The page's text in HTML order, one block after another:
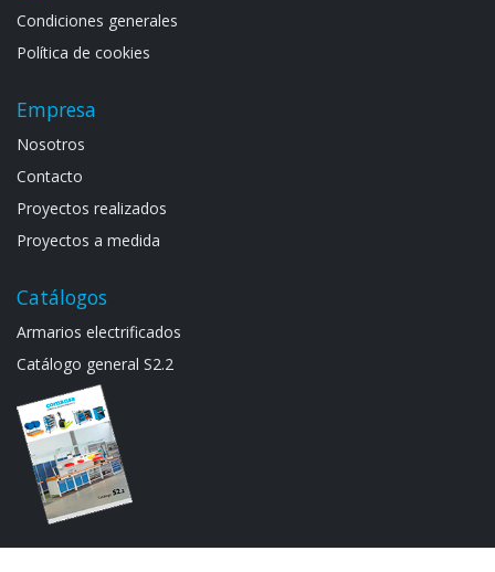
Condiciones generales
Política de cookies
Empresa
Noso​tros
Contacto
Proyectos realizados
Proyectos a medida
Catálogos
Armarios electrif​icad​os
Catálogo general S​2.2